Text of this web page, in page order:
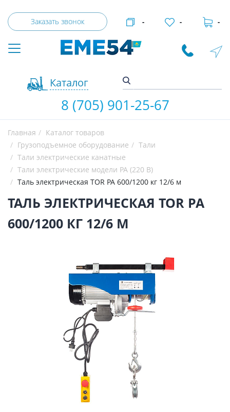
Заказать звонок
Каталог
- - -
8 (705) 901-25-67
Главная
Каталог товаров
Грузоподъемное оборудование
Тали
Тали электрические канатные
Тали электрические модели РА (220 В)
Таль электрическая TOR PA 600/1200 кг 12/6 м
ТАЛЬ ЭЛЕКТРИЧЕСКАЯ TOR PA
600/1200 КГ 12/6 М